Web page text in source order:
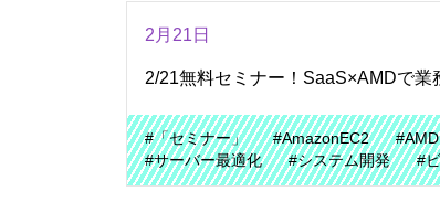
2月21日
2/21無料セミナー！SaaS×AMDで
#「セミナー」 #AmazonEC2 #AMD
#サーバー最適化
#システム開発 #